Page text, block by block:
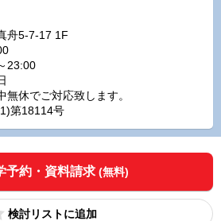
舟5-7-17 1F
23:00
休でご対応致します。
第18114号
予約・資料請求 (無料)
検討リスト